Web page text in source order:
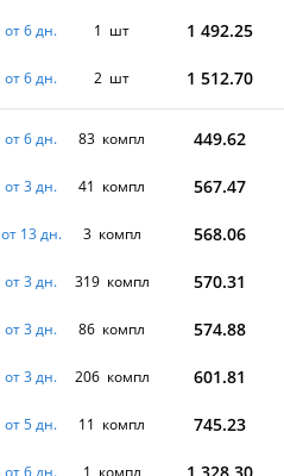
от 6 дн. 1 шт 1 492.25
от 6 дн. 2 шт 1 512.70
от 6 дн. 83 компл 449.62
от 3 дн. 41 компл 567.47
от 13 дн. 3 компл 568.06
от 3 дн. 319 компл 570.31
от 3 дн. 86 компл 574.88
от 3 дн. 206 компл 601.81
от 5 дн. 11 компл 745.23
от 6 дн. 1 компл